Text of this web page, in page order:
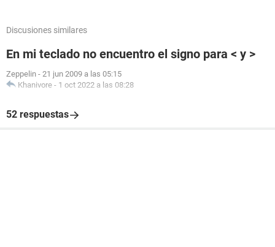
Discusiones similares
En mi teclado no encuentro el signo para < y >
Zeppelin - 21 jun 2009 a las 05:15
Khanivore - 1 oct 2022 a las 08:28
52 respuestas